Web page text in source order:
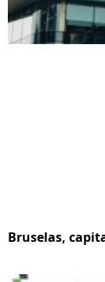
Bruselas,